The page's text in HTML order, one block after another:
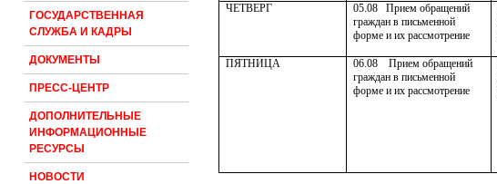
ГОСУДАРСТВЕННАЯ
СЛУЖБА И КАДРЫ
ДОКУМЕНТЫ
ПРЕСС-ЦЕНТР
ДОПОЛНИТЕЛЬНЫЕ
ИНФОРМАЦИОННЫЕ
РЕСУРСЫ
НОВОСТИ
ЧЕТВЕРГ 05.08
Прием обращений
граждан в письменной
форме и их рассмотрение
ПЯТНИЦА 06.08
Прием обращений
граждан в письменной
форме и их рассмотрение